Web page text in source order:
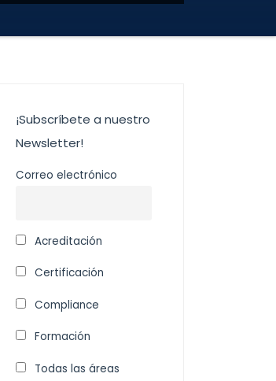
¡Subscríbete a nuestro
Newsletter!
Correo electrónico
Acreditación
Certificación
Compliance
Formación
Todas las áreas